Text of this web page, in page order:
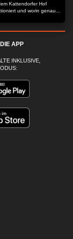
Kattendorfer Hof
und worin genau
APP
INKLUSIVE,